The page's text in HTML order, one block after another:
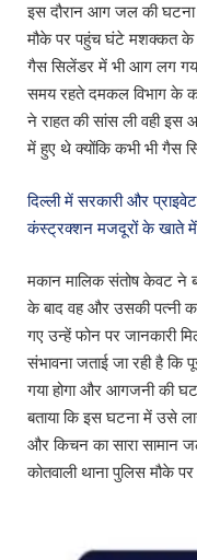
इस दौरान आग जल की
मौके पर पहुंच घंटे मशक्कत के
गैस सिलेंडर में भी आग लग
समय रहते दमकल विभाग के
ने राहत की सांस ली वही
में हुए थे क्योंकि कभी भी गैस
दिल्ली में सरकारी और
कंस्ट्रक्शन मजदूरों के खाते
मकान मालिक संतोष केवट ने
के बाद वह और उसकी पत्नी
गए उन्हें फोन पर जानकारी
संभावना जताई जा रही है कि
गया होगा और आगजनी की
बताया कि इस घटना में उसे
और किचन का सारा सामान
कोतवाली थाना पुलिस मौके